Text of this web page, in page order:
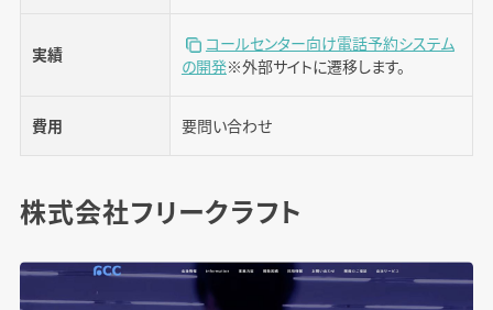
実績
コールセンター向け電話予約システム
の開発※外部サイトに遷移します。
費用 要問い合わせ
株式会社フリークラフト